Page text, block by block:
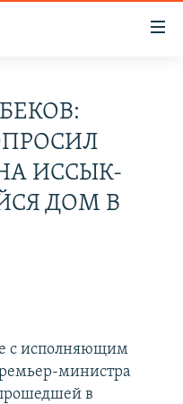
ИССЫК-
ДОМ В
с исполняющим
министра
в